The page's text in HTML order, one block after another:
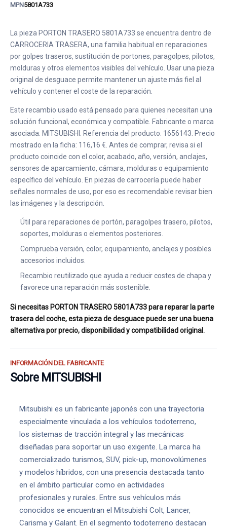
MPN5801A733
La pieza PORTON TRASERO 5801A733 se encuentra dentro de
CARROCERIA TRASERA, una familia habitual en reparaciones
por golpes traseros, sustitución de portones, paragolpes, pilotos,
molduras y otros elementos visibles del vehículo. Usar una pieza
original de desguace permite mantener un ajuste más fiel al
vehículo y contener el coste de la reparación.
Este recambio usado está pensado para quienes necesitan una
solución funcional, económica y compatible. Fabricante o marca
asociada: MITSUBISHI. Referencia del producto: 1656143. Precio
mostrado en la ficha: 116,16 €. Antes de comprar, revisa si el
producto coincide con el color, acabado, año, versión, anclajes,
sensores de aparcamiento, cámara, molduras o equipamiento
específico del vehículo. En piezas de carrocería puede haber
señales normales de uso, por eso es recomendable revisar bien
las imágenes y la descripción.
Útil para reparaciones de portón, paragolpes trasero, pilotos,
soportes, molduras o elementos posteriores.
Comprueba versión, color, equipamiento, anclajes y posibles
accesorios incluidos.
Recambio reutilizado que ayuda a reducir costes de chapa y
favorece una reparación más sostenible.
Si necesitas PORTON TRASERO 5801A733 para reparar la parte
trasera del coche, esta pieza de desguace puede ser una buena
alternativa por precio, disponibilidad y compatibilidad original.
INFORMACIÓN DEL FABRICANTE
Sobre MITSUBISHI
Mitsubishi es un fabricante japonés con una trayectoria
especialmente vinculada a los vehículos todoterreno,
los sistemas de tracción integral y las mecánicas
diseñadas para soportar un uso exigente. La marca ha
comercializado turismos, SUV, pick-up, monovolúmenes
y modelos híbridos, con una presencia destacada tanto
en el ámbito particular como en actividades
profesionales y rurales. Entre sus vehículos más
conocidos se encuentran el Mitsubishi Colt, Lancer,
Carisma y Galant. En el segmento todoterreno destacan